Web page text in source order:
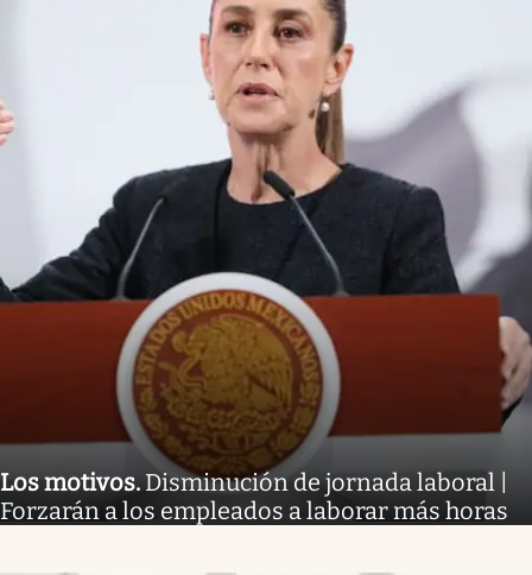
Los motivos. Disminución de jornada laboral |
Forzarán a los empleados a laborar más horas